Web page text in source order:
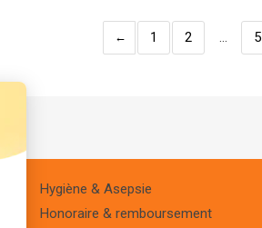
1 2 … 5
Hygiène & Asepsie
Honoraire & remboursement